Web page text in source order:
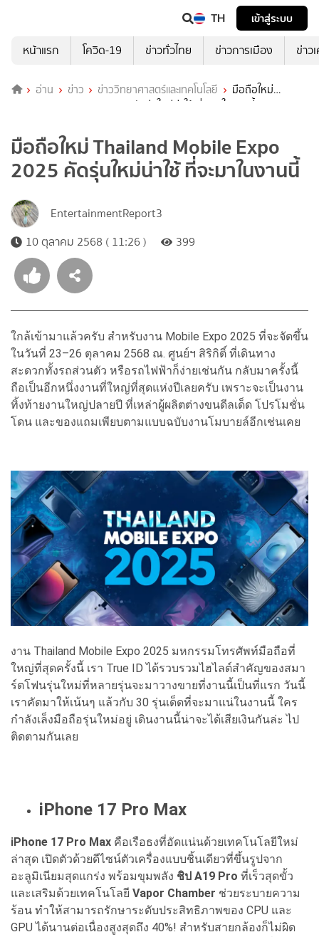
TH
เข้าสู่ระบบ
หน้าแรก
โควิด-19 ข่าวทั่วไทย ข่าวการเมือง ข่าว
อ่าน ข่าว ข่าววิทยาศาสตร์และเทคโนโลยี
มือถือใหม่
Thailand Mobile Expo 2025 คัดรุ่นใหม่น่าใช้ ที่จะมาในงานนี้
มือถือใหม่ Thailand Mobile Expo
2025 คัดรุ่นใหม่น่าใช้ ที่จะมาในงานนี้
EntertainmentReport3
10 ตุลาคม 2568 ( 11:26 )
399
ใกล้เข้ามาแล้วครับ สำหรับงาน Mobile Expo 2025 ที่จะจัดขึ้น
ในวันที่ 23–26 ตุลาคม 2568 ณ. ศูนย์ฯ สิริกิติ์ ที่เดินทาง
สะดวกทั้งรถส่วนตัว หรือรถไฟฟ้าก็ง่ายเช่นกัน กลับมาครั้งนี้
ถือเป็นอีกหนึ่งงานที่ใหญ่ที่สุดแห่งปีเลยครับ เพราะจะเป็นงาน
ทิ้งท้ายงานใหญ่ปลายปี ที่เหล่าผู้ผลิตต่างขนดีลเด็ด โปรโมชั่น
โดน และของแถมเพียบตามแบบฉบับงานโมบายล์อีกเช่นเคย
งาน Thailand Mobile Expo 2025 มหกรรมโทรศัพท์มือถือที่
ใหญ่ที่สุดครั้งนี้ เรา True ID ได้รวบรวมไฮไลต์สำคัญของสมา
ร์ตโฟนรุ่นใหม่ที่หลายรุ่นจะมาวางขายที่งานนี้เป็นที่แรก วันนี้
เราคัดมาให้เน้นๆ แล้วกับ 30 รุ่นเด็ดที่จะมาแน่ในงานนี้ ใคร
กำลังเล็งมือถือรุ่นใหม่อยู่ เดินงานนี้น่าจะได้เสียเงินกันล่ะ ไป
ติดตามกันเลย
iPhone 17 Pro Max
iPhone 17 Pro Max คือเรือธงที่อัดแน่นด้วยเทคโนโลยีใหม่
ล่าสุด เปิดตัวด้วยดีไซน์ตัวเครื่องแบบชิ้นเดียวที่ขึ้นรูปจาก
อะลูมิเนียมสุดแกร่ง พร้อมขุมพลัง ชิป A19 Pro ที่เร็วสุดขั้ว
และเสริมด้วยเทคโนโลยี Vapor Chamber ช่วยระบายความ
ร้อน ทำให้สามารถรักษาระดับประสิทธิภาพของ CPU และ
GPU ได้นานต่อเนื่องสูงสุดถึง 40%! สำหรับสายกล้องก็ไม่ผิด